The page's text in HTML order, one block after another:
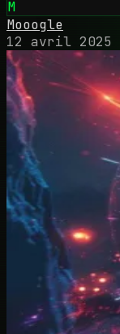
M
Mooogle
12 avril 2025